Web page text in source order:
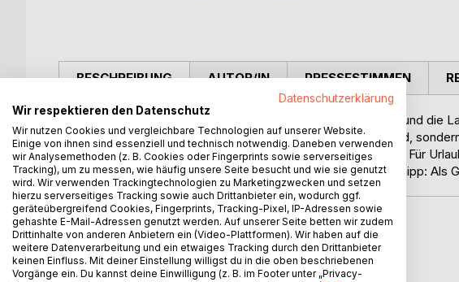
BESCHREIBUNG
Die Stadt Detmold besticht durch ihren malerischen Kern und die
Stadtteilen bietet sie nicht nur eine schöne Urlaubsgegend,
lebendiges Stadtleben. Entdecken Sie die Stadt im Detail. Für
kleinen Format hilfreiche Informationen zum Mitnehmen. Tipp: Als
AUTOR/IN PRESSESTIMMEN
WEITERE TITEL BEIBoD
Datenschutzerklärung
Wir respektieren den Datenschutz
Wir nutzen Cookies und vergleichbare Technologien auf unserer Website.
Einige von ihnen sind essenziell und technisch notwendig. Daneben verwenden
wir Analysemethoden (z. B. Cookies oder Fingerprints sowie serverseitiges
Tracking), um zu messen, wie häufig unsere Seite besucht und wie sie genutzt
wird. Wir verwenden Trackingtechnologien zu Marketingzwecken und setzen
hierzu serverseitiges Tracking sowie auch Drittanbieter ein, wodurch ggf.
geräteübergreifend Cookies, Fingerprints, Tracking-Pixel, IP-Adressen sowie
gehashte E-Mail-Adressen genutzt werden. Auf unserer Seite betten wir zudem
Drittinhalte von anderen Anbietern ein (Video-Plattformen). Wir haben auf die
weitere Datenverarbeitung und ein etwaiges Tracking durch den Drittanbieter
keinen Einfluss. Mit deiner Einstellung willigst du in die oben beschriebenen
Vorgänge ein. Du kannst deine Einwilligung (z. B. im Footer unter „Privacy-